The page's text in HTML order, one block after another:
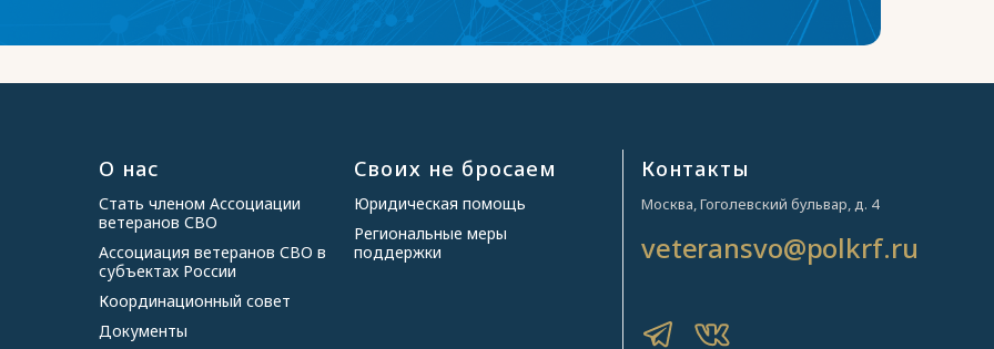
О нас
Стать членом Ассоциации
ветеранов СВО
Ассоциация ветеранов СВО в
субъектах России
Координационный совет
Документы
Своих не бросаем
Юридическая помощь
Региональные меры
поддержки
Контакты
Москва, Гоголевский бульвар, д. 4
veteransvo@polkrf.ru